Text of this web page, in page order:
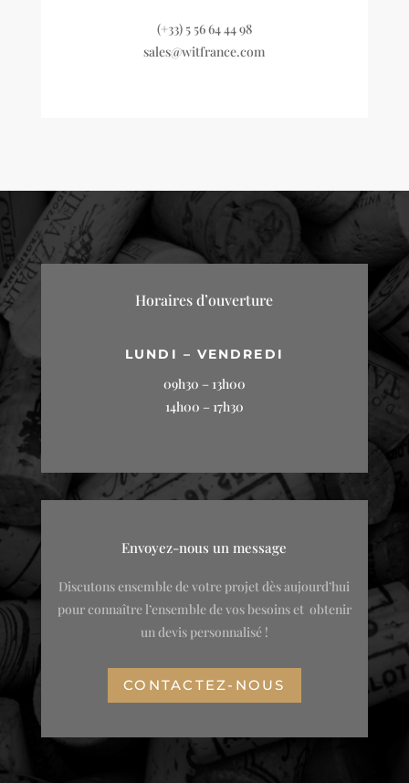
(+33) 5 56 64 44 98
sales@witfrance.com
Horaires d’ouverture
LUNDI – VENDREDI
09h30 – 13h00
14h00 – 17h30
Envoyez-nous un message
Discutons ensemble de votre projetdès aujourd’hui
pour connaître l’ensemble de vos besoins et obtenir
un devis personnalisé !
CONTACTEZ-NOUS